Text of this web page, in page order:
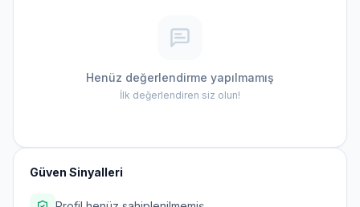
Henüz değerlendirme yapılmamış
İlk değerlendiren siz olun!
Güven Sinyalleri